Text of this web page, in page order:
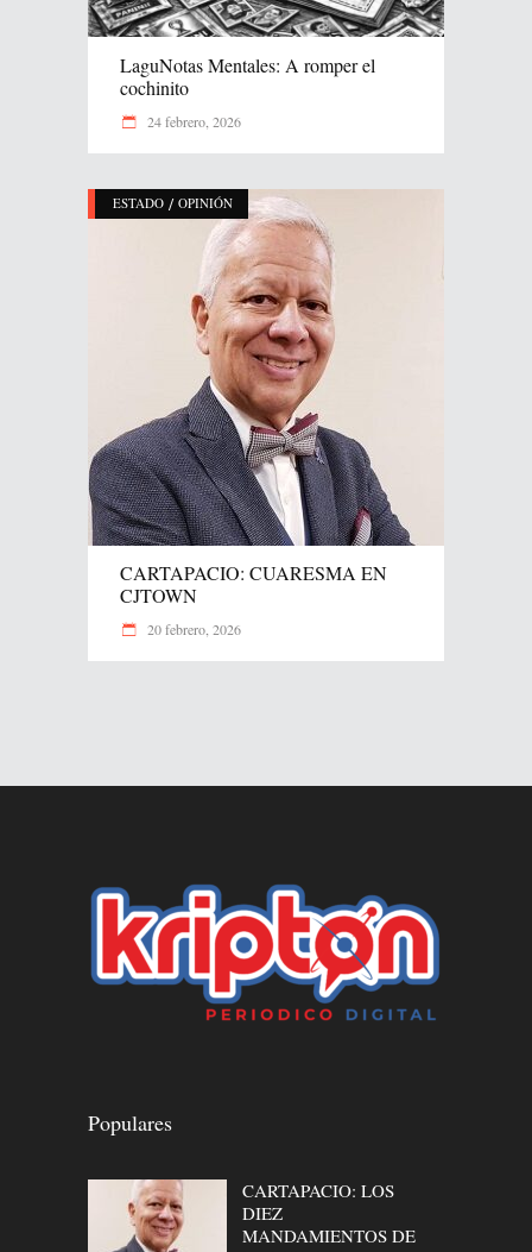
LaguNotas Mentales: A romper el
cochinito
24 febrero, 2026
ESTADO / OPINIÓN
CARTAPACIO: CUARESMA EN
CJTOWN
20 febrero, 2026
Populares
CARTAPACIO: LOS
DIEZ
MANDAMIENTOS DE